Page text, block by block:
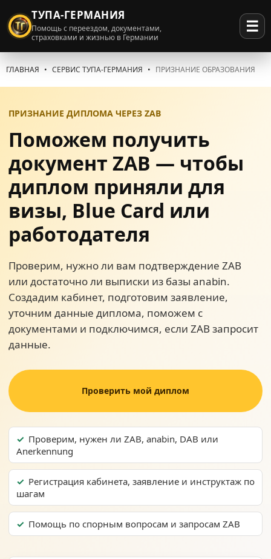
ТУПА-ГЕРМАНИЯ
Помощь с переездом, документами,
страховками и жизнью в Германии
☰
ГЛАВНАЯ СЕРВИС ТУПА-ГЕРМАНИЯ ПРИЗНАНИЕ ОБРАЗОВАНИЯ
ПРИЗНАНИЕ ДИПЛОМА ЧЕРЕЗ ZAB
Поможем получить
документ ZAB — чтобы
диплом приняли для
визы, Blue Card или
работодателя
Проверим, нужно ли вам подтверждение ZAB
или достаточно ли выписки из базы anabin.
Создадим кабинет, подготовим заявление,
уточним данные диплома, поможем с
документами и подключимся, если ZAB запросит
данные.
Проверить мой диплом
Проверим, нужен ли ZAB, anabin, DAB или
Anerkennung
Регистрация кабинета, заявление и инструктаж по
шагам
Помощь по спорным вопросам и запросам ZAB